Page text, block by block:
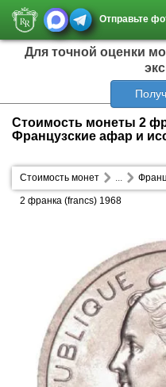
Отправьте
Для точной оценки
Стоимость монеты 2
Французские афар и
Стоимость монет ...
2 франка (francs) 1968